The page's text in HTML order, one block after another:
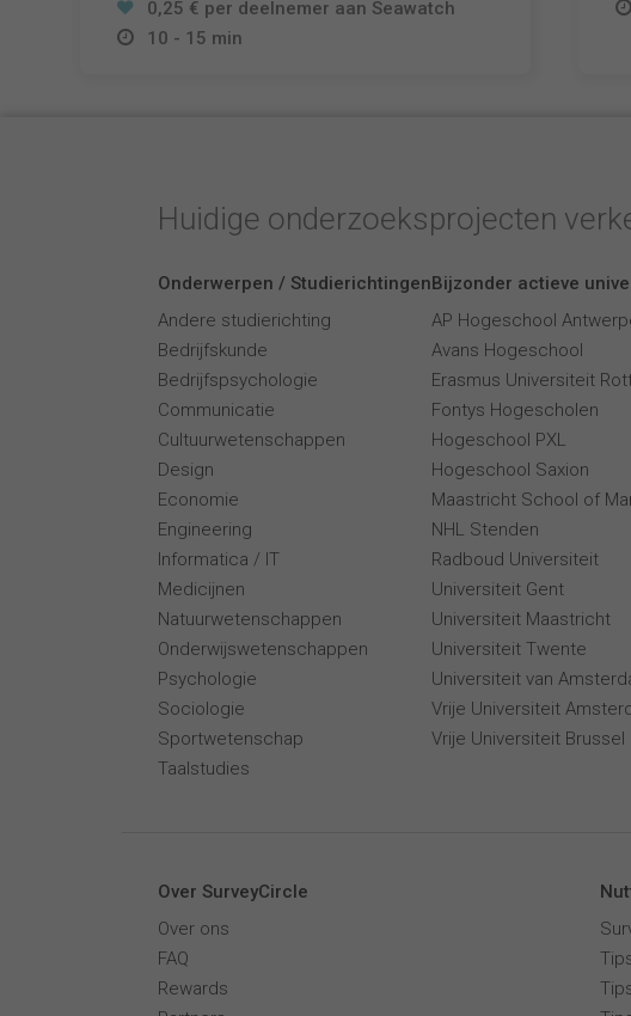
0,25 € per deelnemer aan Seawatch
10 - 15 min
Huidige onderzoeksprojecten
Onderwerpen / Studierichtingen
Andere studierichting
Bedrijfskunde
Bedrijfspsychologie
Communicatie
Cultuurwetenschappen
Design
Economie
Engineering
Informatica / IT
Medicijnen
Natuurwetenschappen
Onderwijswetenschappen
Psychologie
Sociologie
Sportwetenschap
Taalstudies
Bijzonder actieve
AP Hogeschool
Avans Hogeschool
Erasmus Universiteit
Fontys Hogescholen
Hogeschool PXL
Hogeschool Saxion
Maastricht School of
NHL Stenden
Radboud Universiteit
Universiteit Gent
Universiteit Maastricht
Universiteit Twente
Universiteit van
Vrije Universiteit
Vrije Universiteit Brussel
Over SurveyCircle
Over ons
FAQ
Rewards